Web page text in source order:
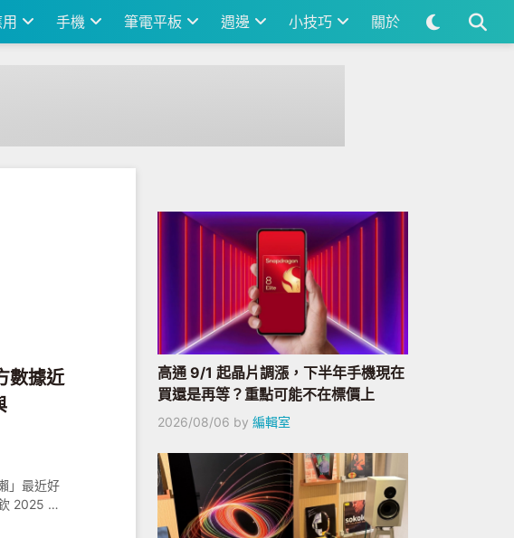
手機 筆電平板 週邊 小技巧 關於
數據近
」最近好
2025 年
高通 9/1 起晶片調漲，下半年手機現在
買還是再等？重點可能不在標價上
2026/08/06 by 編輯室